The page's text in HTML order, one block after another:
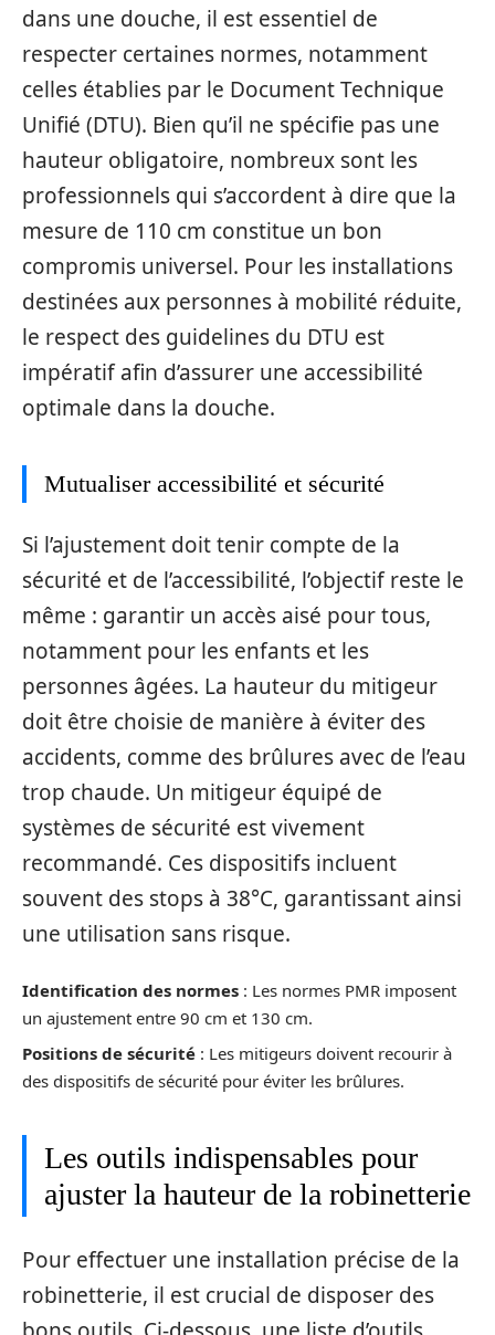
dans une douche, il est essentiel de
respecter certaines normes, notamment
celles établies par le Document Technique
Unifié (DTU). Bien qu’il ne spécifie pas une
hauteur obligatoire, nombreux sont les
professionnels qui s’accordent à dire que la
mesure de 110 cm constitue un bon
compromis universel. Pour les installations
destinées aux personnes à mobilité réduite,
le respect des guidelines du DTU est
impératif afin d’assurer une accessibilité
optimale dans la douche.
Mutualiser accessibilité et sécurité
Si l’ajustement doit tenir compte de la
sécurité et de l’accessibilité, l’objectif reste le
même : garantir un accès aisé pour tous,
notamment pour les enfants et les
personnes âgées. La hauteur du mitigeur
doit être choisie de manière à éviter des
accidents, comme des brûlures avec de l’eau
trop chaude. Un mitigeur équipé de
systèmes de sécurité est vivement
recommandé. Ces dispositifs incluent
souvent des stops à 38°C, garantissant ainsi
une utilisation sans risque.
Identification des normes : Les normes PMR imposent
un ajustement entre 90 cm et 130 cm.
Positions de sécurité : Les mitigeurs doivent recourir à
des dispositifs de sécurité pour éviter les brûlures.
Les outils indispensables pour
ajuster la hauteur de la robinetterie
Pour effectuer une installation précise de la
robinetterie, il est crucial de disposer des